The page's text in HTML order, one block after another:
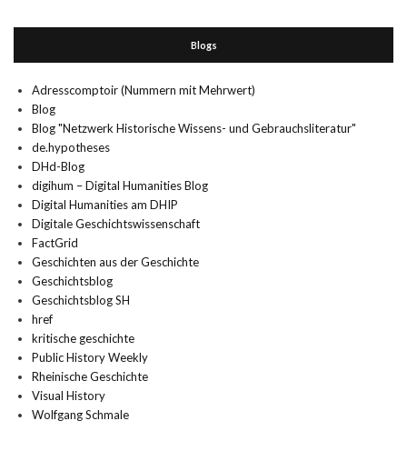
Blogs
Adresscomptoir (Nummern mit Mehrwert)
Blog
Blog "Netzwerk Historische Wissens- und Gebrauchsliteratur"
de.hypotheses
DHd-Blog
digihum – Digital Humanities Blog
Digital Humanities am DHIP
Digitale Geschichtswissenschaft
FactGrid
Geschichten aus der Geschichte
Geschichtsblog
Geschichtsblog SH
href
kritische geschichte
Public History Weekly
Rheinische Geschichte
Visual History
Wolfgang Schmale